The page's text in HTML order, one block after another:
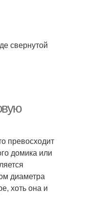
свернутой
превосходит
домика или
диаметра
хоть она и